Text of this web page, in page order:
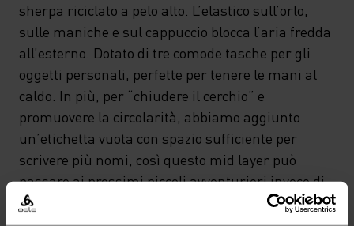
sherpa riciclato a pelo alto. L’elastico sull’orlo,
sulle maniche e sul cappuccio blocca l’aria fredda
all’esterno. Dotato di tre comode tasche per gli
oggetti personali, perfette per tenere le mani al
caldo. In più, per “chiudere il cerchio” e
promuovere la circolarità, abbiamo aggiunto
un’etichetta vuota con spazio sufficiente per
scrivere più nomi, così questo mid layer può
passare ai prossimi piccoli avventurieri invece di
finire nei rifiuti. L’ideale per la scuola, le attività di